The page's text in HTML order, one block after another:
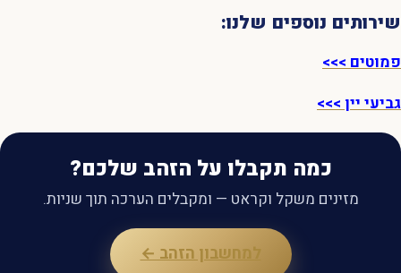
שירותים נוספים שלנו:
פמוטים >>>
גביעי יין >>>
כמה תקבלו על הזהב שלכם?
מזינים משקל וקראט — ומקבלים הערכה תוך שניות.
למחשבון הזהב ←